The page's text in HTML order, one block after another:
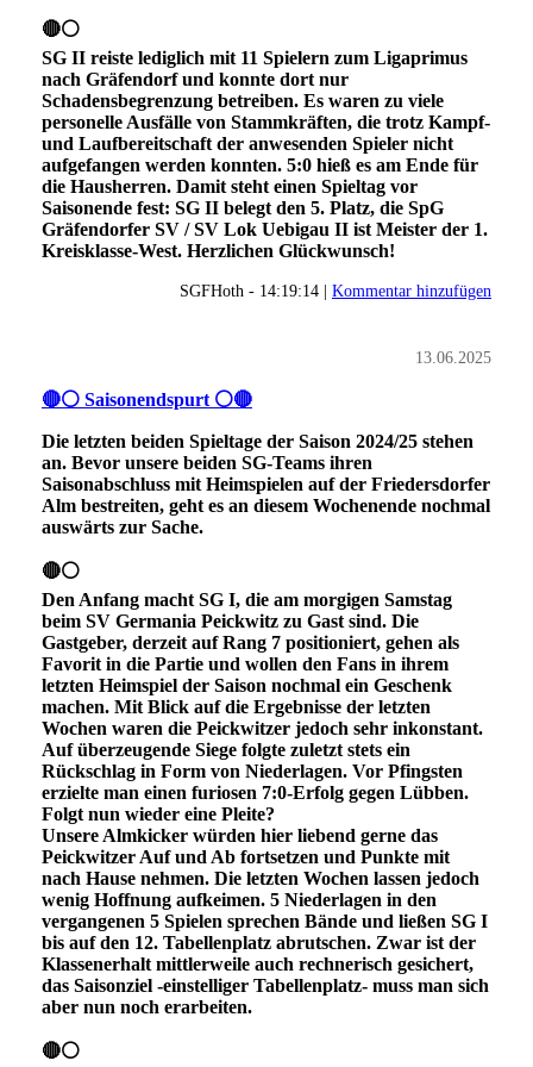
🔴⚪
SG II reiste lediglich mit 11 Spielern zum Ligaprimus
nach Gräfendorf und konnte dort nur
Schadensbegrenzung betreiben. Es waren zu viele
personelle Ausfälle von Stammkräften, die trotz Kampf-
und Laufbereitschaft der anwesenden Spieler nicht
aufgefangen werden konnten. 5:0 hieß es am Ende für
die Hausherren. Damit steht einen Spieltag vor
Saisonende fest: SG II belegt den 5. Platz, die SpG
Gräfendorfer SV / SV Lok Uebigau II ist Meister der 1.
Kreisklasse-West. Herzlichen Glückwunsch!
SGFHoth - 14:19:14 | Kommentar hinzufügen
13.06.2025
🔴⚪ Saisonendspurt ⚪🔴
Die letzten beiden Spieltage der Saison 2024/25 stehen
an. Bevor unsere beiden SG-Teams ihren
Saisonabschluss mit Heimspielen auf der Friedersdorfer
Alm bestreiten, geht es an diesem Wochenende nochmal
auswärts zur Sache.
🔴⚪
Den Anfang macht SG I, die am morgigen Samstag
beim SV Germania Peickwitz zu Gast sind. Die
Gastgeber, derzeit auf Rang 7 positioniert, gehen als
Favorit in die Partie und wollen den Fans in ihrem
letzten Heimspiel der Saison nochmal ein Geschenk
machen. Mit Blick auf die Ergebnisse der letzten
Wochen waren die Peickwitzer jedoch sehr inkonstant.
Auf überzeugende Siege folgte zuletzt stets ein
Rückschlag in Form von Niederlagen. Vor Pfingsten
erzielte man einen furiosen 7:0-Erfolg gegen Lübben.
Folgt nun wieder eine Pleite?
Unsere Almkicker würden hier liebend gerne das
Peickwitzer Auf und Ab fortsetzen und Punkte mit
nach Hause nehmen. Die letzten Wochen lassen jedoch
wenig Hoffnung aufkeimen. 5 Niederlagen in den
vergangenen 5 Spielen sprechen Bände und ließen SG I
bis auf den 12. Tabellenplatz abrutschen. Zwar ist der
Klassenerhalt mittlerweile auch rechnerisch gesichert,
das Saisonziel -einstelliger Tabellenplatz- muss man sich
aber nun noch erarbeiten.
🔴⚪